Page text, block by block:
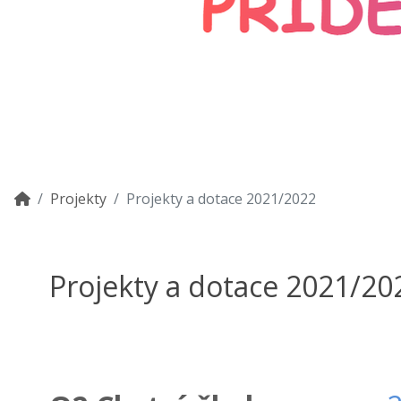
Projekty Projekty a dotace 2021/2022
Projekty a dotace 2021/